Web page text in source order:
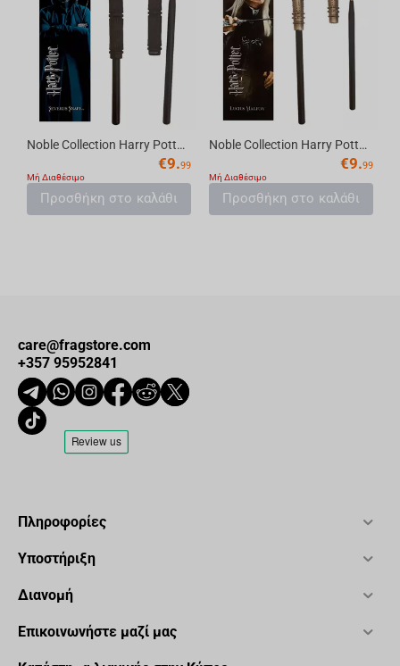
Noble Collection Harry Potter - Snape Wand Pen and Bookmark
€9.99
Μή Διαθέσιμο
Προσθήκη στο καλάθι
Noble Collection Harry Potter - Lucius Malfoy Wand Pen and Bookmark
€9.99
Μή Διαθέσιμο
Προσθήκη στο καλάθι
care@fragstore.com
+357 95952841
Πληροφορίες
Υποστήριξη
Διανομή
Επικοινωνήστε μαζί μας